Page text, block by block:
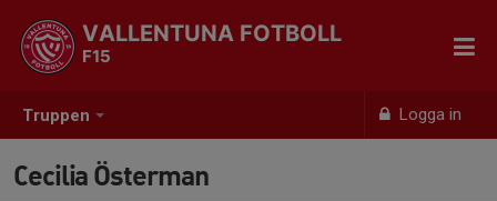
Truppen Logga in
VALLENTUNA FOTBOLL
F15
Cecilia Österman